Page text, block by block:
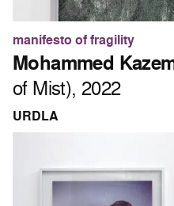
manifesto of fragility
Mohammed
of Mist), 2022
URDLA